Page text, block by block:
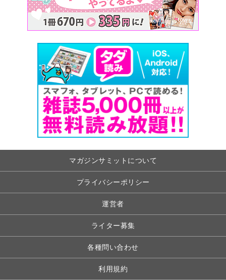
マガジンサミットについて
プライバシーポリシー
運営者
ライター募集
各種問い合わせ
利用規約